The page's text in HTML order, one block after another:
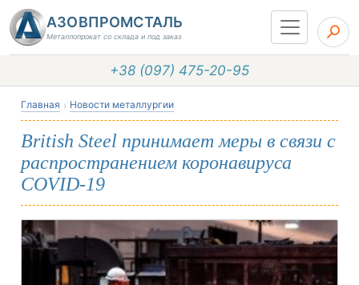
АЗОВПРОМСТАЛЬ
Металлопрокат со склада и под заказ
+38 (097) 475-20-95
Главная Новости металлургии
British Steel принимает меры в связи с
распространением коронавируса
COVID-19